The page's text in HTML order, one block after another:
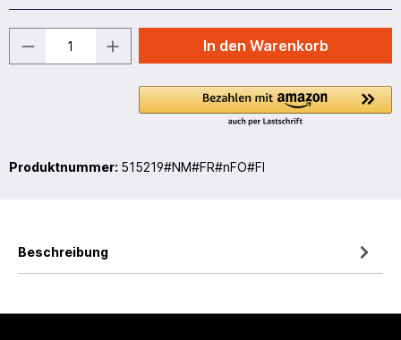
In den Warenkorb
Produktnummer: 515219#NM#FR#nFO#FI
Beschreibung